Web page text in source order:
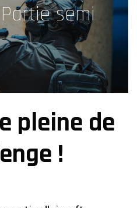
semi
pleine de
!